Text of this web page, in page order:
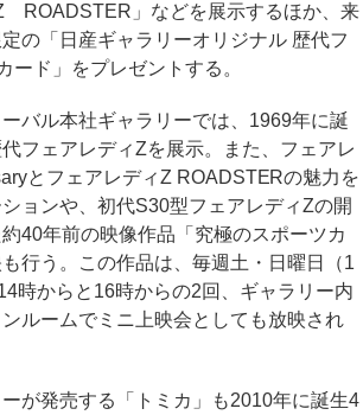
ROADSTER」などを展示するほか、来
の「日産ギャラリーオリジナル 歴代フ
ード」をプレゼントする。
バル本社ギャラリーでは、1969年に誕
フェアレディZを展示。また、フェアレ
とフェアレディZ ROADSTERの魅力を
ョンや、初代S30型フェアレディZの開
40年前の映像作品「究極のスポーツカ
行う。この作品は、毎週土・日曜日（1
時からと16時からの2回、ギャラリー内
ルームでミニ上映会としても放映され
が発売する「トミカ」も2010年に誕生4